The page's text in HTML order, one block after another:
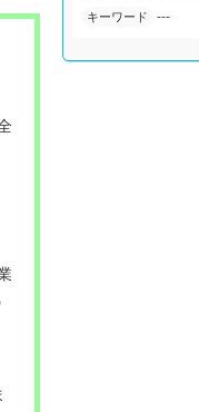
キーワード ---